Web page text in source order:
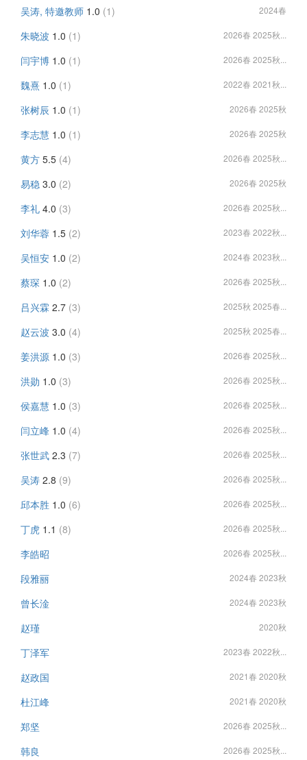
吴涛, 特邀教师 1.0 (1) 2024春
朱晓波 1.0 (1) 2026春 2025秋...
闫宇博 1.0 (1) 2026春 2025秋...
魏熹 1.0 (1) 2022春 2021秋...
张树辰 1.0 (1) 2026春 2025秋
李志慧 1.0 (1) 2026春 2025秋
黄方 5.5 (4) 2026春 2025秋...
易稳 3.0 (2) 2026春 2025秋
李礼 4.0 (3) 2026春 2025秋...
刘华蓉 1.5 (2) 2023春 2022秋...
吴恒安 1.0 (2) 2024春 2023秋...
蔡琛 1.0 (2) 2026春 2025秋...
吕兴霖 2.7 (3) 2025秋 2025春...
赵云波 3.0 (4) 2025秋 2025春...
姜洪源 1.0 (3) 2026春 2025秋...
洪勋 1.0 (3) 2026春 2025秋...
侯嘉慧 1.0 (3) 2026春 2025秋...
闫立峰 1.0 (4) 2026春 2025秋...
张世武 2.3 (7) 2026春 2025秋...
吴涛 2.8 (9) 2026春 2025秋...
邱本胜 1.0 (6) 2026春 2025秋...
丁虎 1.1 (8) 2026春 2025秋...
李皓昭 2026春 2025秋...
段雅丽 2024春 2023秋
曾长淦 2024春 2023秋
赵瑾 2020秋
丁泽军 2023春 2022秋...
赵政国 2021春 2020秋
杜江峰 2021春 2020秋
郑坚 2026春 2025秋...
韩良 2026春 2025秋...